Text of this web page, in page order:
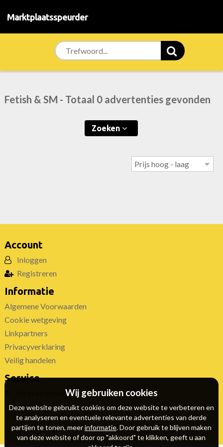
Marktplaatsspeurder
Fetish & SM - Totaal 0 advertenties gevonden
Zoeken
Account
Inloggen
Registreren
Informatie
Algemene Voorwaarden
Cookie wetgeving
Linkpartners
Privacyverklaring
Veilig handelen
Service
Help en contactWij gebruiken cookies
Deze website gebruikt cookies om deze website te verbeteren en
te analyseren en eventuele relevante advertenties van derde
partijen te tonen, meerinformatie. Door gebruik te blijven maken
van deze website of door op "akkoord" te klikken, geeft u aan